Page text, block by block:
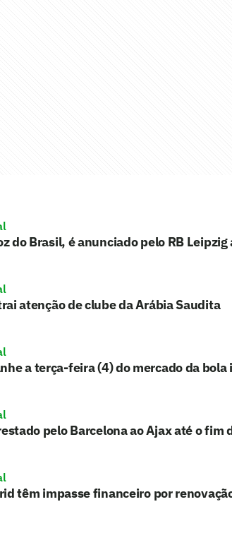
do Brasil, é anunciado pelo RB
atenção de clube da Arábia Saudita
a terça-feira (4) do mercado da
pelo Barcelona ao Ajax até o fim
têm impasse financeiro por